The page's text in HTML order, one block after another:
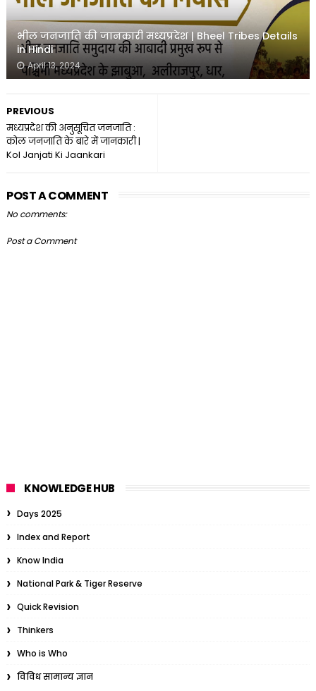
भील जनजाति की जानकारी मध्यप्रदेश | Bheel Tribes Details
in Hindi
April 13, 2024
PREVIOUS
मध्यप्रदेश की अनुसूचित जनजाति :
कोल जनजाति के बारे में जानकारी |
Kol Janjati Ki Jaankari
POST A COMMENT
No comments:
Post a Comment
KNOWLEDGE HUB
Days 2025
Index and Report
Know India
National Park & Tiger Reserve
Quick Revision
Thinkers
Who is Who
विविध सामान्य ज्ञान